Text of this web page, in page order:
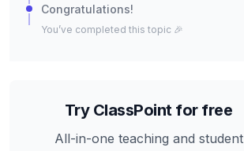
Congratulations!
You’ve completed this topic 🎉
Try ClassPoint for free
All-in-one teaching and student